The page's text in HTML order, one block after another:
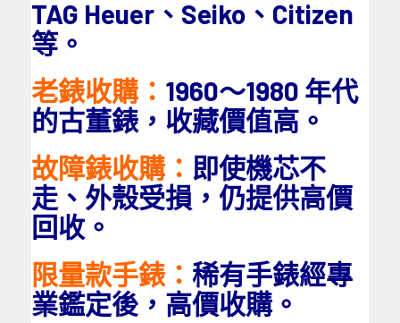
TAG Heuer、Seiko、Citizen
等。
老錶收購： 1960～1980 年代
的古董錶，收藏價值高。
故障錶收購： 即使機芯不
走、外殼受損，仍提供高價
回收。
限量款手錶： 稀有手錶經專
業鑑定後，高價收購。